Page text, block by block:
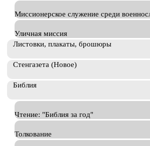
Миссионерское служение среди
Уличная миссия
Листовки, плакаты, брошюры
Стенгазета (Новое)
Библия
Чтение: "Библия за год"
Толкование